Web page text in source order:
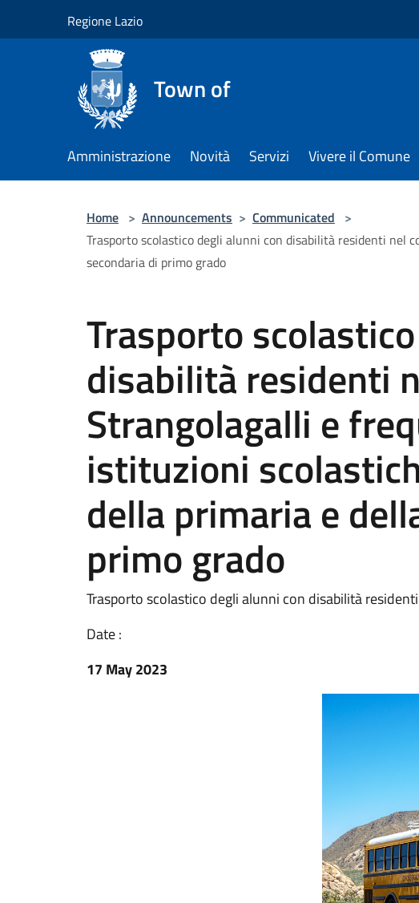
Regione Lazio
Town of
Amministrazione Novità Servizi Vivere il Comune
Home > Announcements > Communicated >
Trasporto scolastico degli alunni con disabilità residenti nel
secondaria di primo grado
Trasporto
disabilità residenti
Strangolagalli e
istituzioni
della primaria e
primo grado
Trasporto scolastico degli alunni con disabilità
Date :
17 May 2023